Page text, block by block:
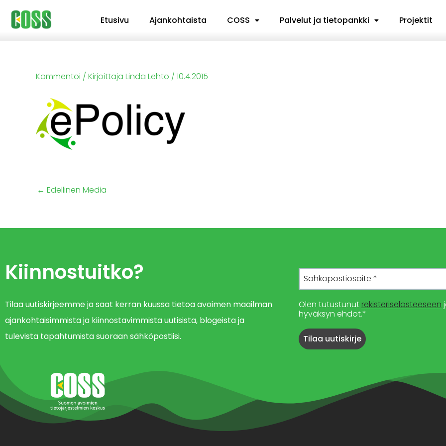
Siirry
sisältöön
Etusivu Ajankohtaista COSS Palvelut ja tietopankki Projektit
Kommentoi / Kirjoittaja Linda Lehto / 10.4.2015
← Edellinen Media
Kiinnostuitko?
Tilaa uutiskirjeemme ja saat kerran kuussa tietoa avoimen maailman
ajankohtaisimmista ja kiinnostavimmista uutisista, blogeista ja
tulevista tapahtumista suoraan sähköpostiisi.
Olen tutustunut rekisteriselosteeseen
hyväksyn ehdot.*